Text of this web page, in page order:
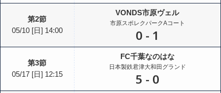
第2節
05/10 [日] 14:00
VONDS市原ヴェル
市原スポレクパークAコート
0 - 1
第3節
05/17 [日] 12:15
FC千葉なのはな
日本製鉄君津大和田グランド
5 - 0